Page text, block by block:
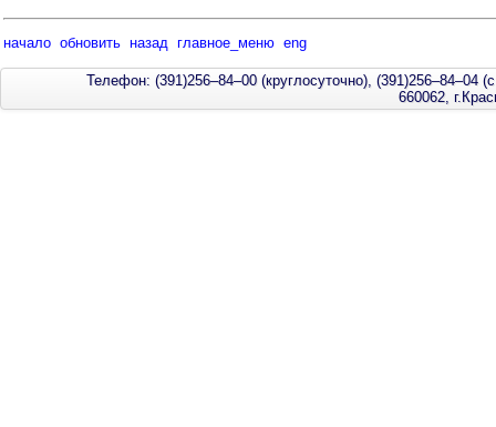
начало обновить назад главное_меню eng
Телефон: (391)256–84–00 (круглосуточно), (391)256–84–04
660062,